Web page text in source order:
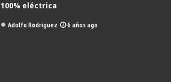
100% eléctrica
Adolfo Rodriguez 6 años ago